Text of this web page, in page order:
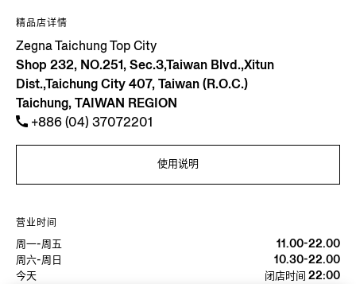
精品店详情
Zegna Taichung Top City
Shop 232, NO.251, Sec.3,Taiwan Blvd.,Xitun
Dist.,Taichung City 407, Taiwan (R.O.C.)
Taichung, TAIWAN REGION
+886 (04) 37072201
使用说明
营业时间
周一-周五
11.00-22.00
周六-周日
10.30-22.00
今天
闭店时间 22:00